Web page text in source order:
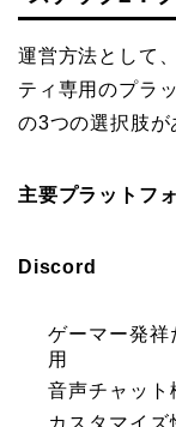
運営方法として
ティ専用のプラ
の3つの選択肢が
主要プラットフ
Discord
ゲーマー発祥
用
音声チャット
カスタマイズ